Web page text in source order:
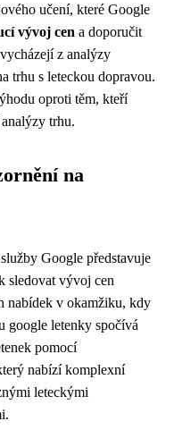
učení, které Google
vývoj cen a doporučit
z analýzy
trhu s leteckou dopravou.
oproti těm, kteří
trhu.
na
Google představuje
sledovat vývoj cen
nabídek v okamžiku, kdy
google letenky spočívá
pomocí
nabízí komplexní
leteckými